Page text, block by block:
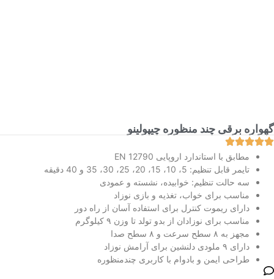
گهواره برقی چند منظوره چیپولینو
مطابق با استاندارد اروپایی EN 12790
تایمر قابل تنظیم: 5، 10، 15، 20، 25، 30، 35 و 40 دقیقه
سه حالت تنظیم: خوابیده، نشسته و عمودی
مناسب برای خواب، تغذیه و بازی نوزاد
دارای ریموت کنترل برای استفاده آسان از راه دور
مناسب برای نوزادان از بدو تولد تا وزن ۹ کیلوگرم
مجهز به ۸ سطح سرعت و ۸ سطح صدا
دارای ۹ ملودی دلنشین برای آرامش نوزاد
طراحی ایمن و بادوام با کاربری چندمنظوره